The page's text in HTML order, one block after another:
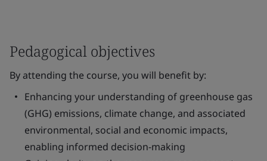
Pedagogical objectives
By attending the course, you will benefit by:
Enhancing your understanding of greenhouse gas
(GHG) emissions, climate change, and associated
environmental, social and economic impacts,
enabling informed decision-making